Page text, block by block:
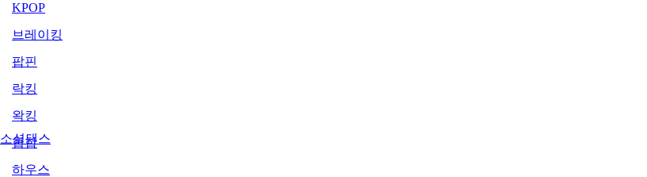
소셜댄스
KPOP
브레이킹
팝핀
락킹
왁킹
힙합
하우스